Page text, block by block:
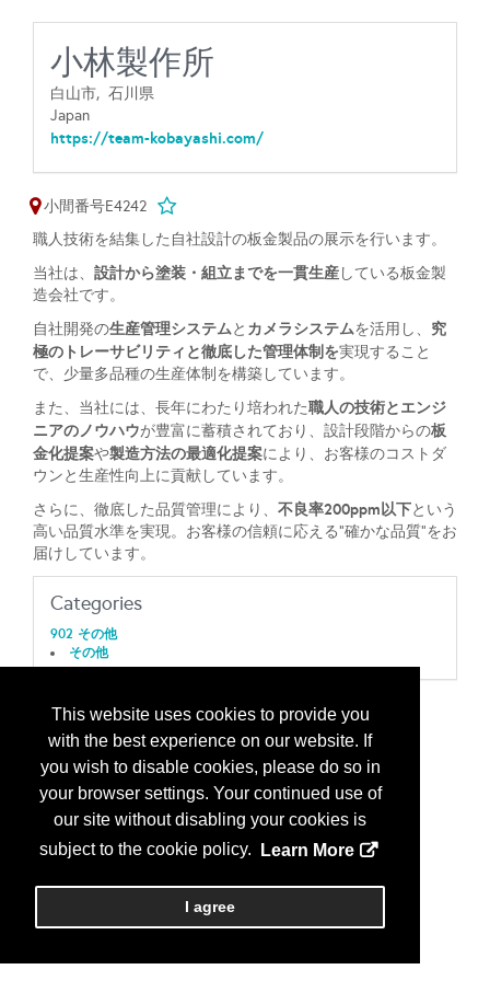
This website uses cookies to provide you
with the best experience on our website. If
you wish to disable cookies, please do so in
your browser settings. Your continued use of
our site without disabling your cookies is
subject to the cookie policy.
Learn More
I agree
小林製作所
白山市, 石川県
Japan
https://team-kobayashi.com/
小間番号E4242
職人技術を結集した自社設計の板金製品の展示を行います。
当社は、 設計から塗装・組立までを一貫生産している板金製
造会社です。
自社開発の生産管理システムと カメラシステムを活用し、 究
極のトレーサビリティと徹底した管理体制を実現すること
で、少量多品種の生産体制を構築しています。
また、当社には、長年にわたり培われた職人の技術とエンジ
ニアのノウハウが豊富に蓄積されており、設計段階からの板
金化提案や製造方法の最適化提案により、お客様のコストダ
ウンと生産性向上に貢献しています。
さらに、徹底した品質管理により、 不良率200ppm以下という
高い品質水準を実現。お客様の信頼に応える“確かな品質”をお
届けしています。
Categories
902 その他
その他